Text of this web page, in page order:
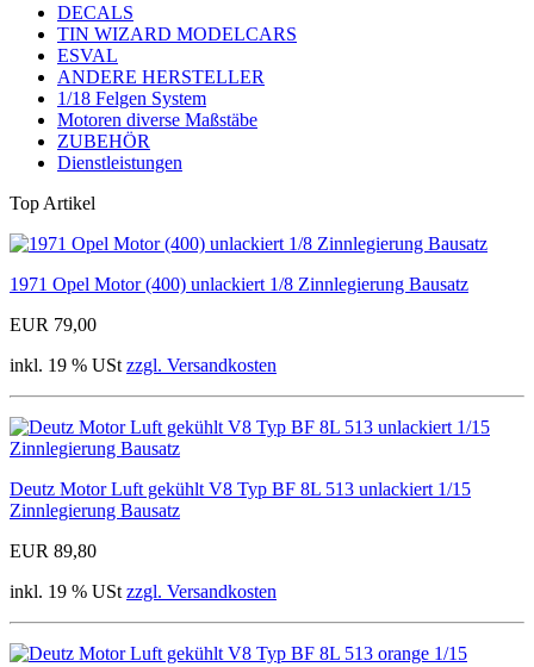
DECALS
TIN WIZARD MODELCARS
ESVAL
ANDERE HERSTELLER
1/18 Felgen System
Motoren diverse Maßstäbe
ZUBEHÖR
Dienstleistungen
Top Artikel
1971 Opel Motor (400) unlackiert 1/8 Zinnlegierung Bausatz
EUR 79,00
inkl. 19 % USt zzgl. Versandkosten
Deutz Motor Luft gekühlt V8 Typ BF 8L 513 unlackiert 1/15
Zinnlegierung Bausatz
EUR 89,80
inkl. 19 % USt zzgl. Versandkosten